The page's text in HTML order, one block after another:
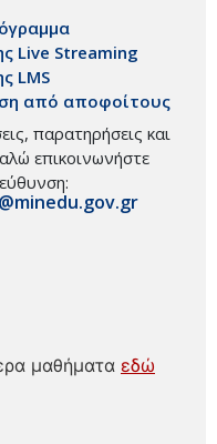
Live Streaming
LMS
από αποφοίτους
παρατηρήσεις και
επικοινωνήστε
μαθήματα εδώ